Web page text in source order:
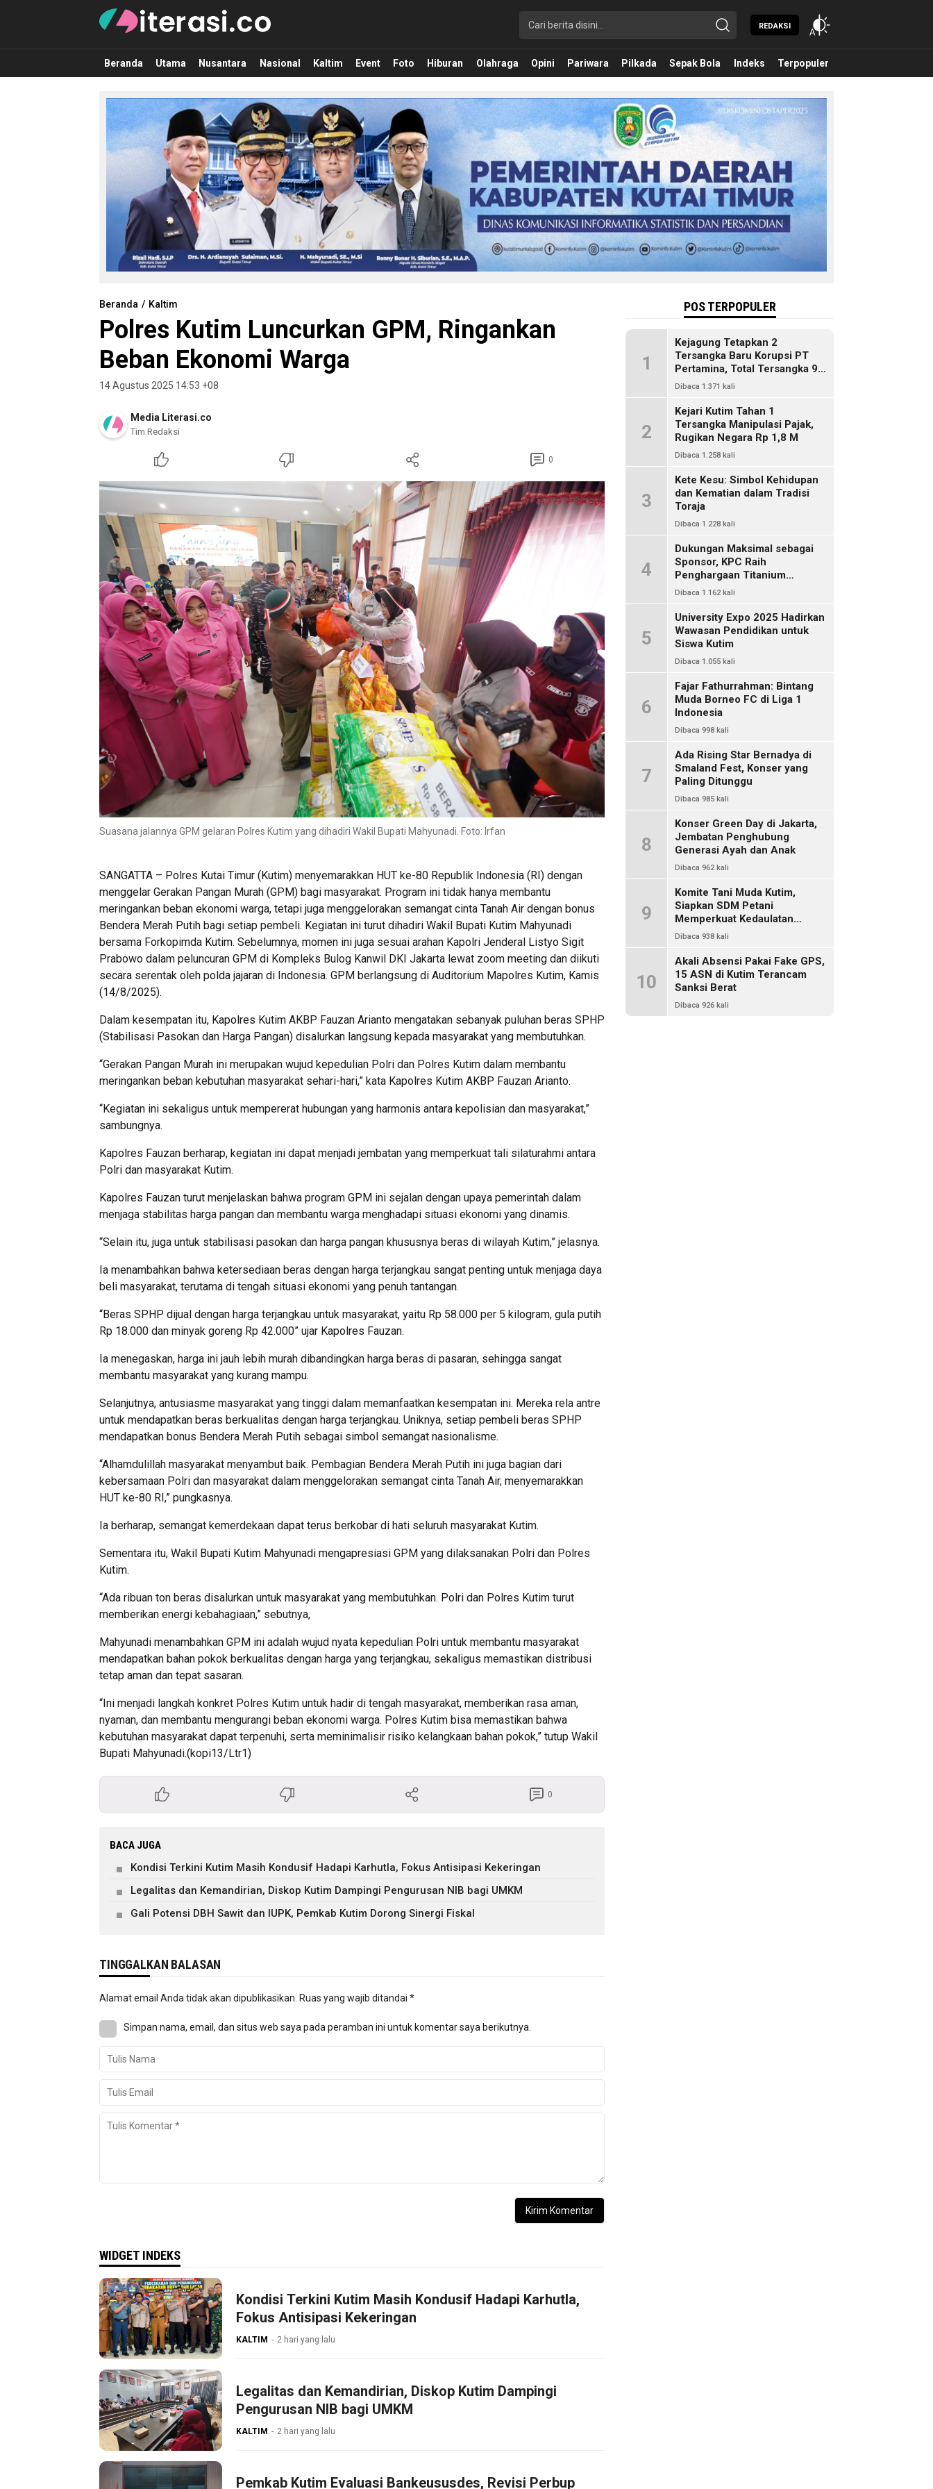
Literasi.co
Pilar Informasi
REDAKSI
Beranda Utama Nusantara Nasional Kaltim Event Foto Hiburan Olahraga Opini Pariwara Pilkada Sepak Bola Indeks Terpopuler
Beranda Kaltim
Polres Kutim Luncurkan GPM, Ringankan
Beban Ekonomi Warga
14 Agustus 2025 14:53 +08
Media Literasi.co
Tim Redaksi
0
Suasana jalannya GPM gelaran Polres Kutim yang dihadiri Wakil Bupati Mahyunadi. Foto: Irfan
SANGATTA – Polres Kutai Timur (Kutim) menyemarakkan HUT ke-80 Republik Indonesia (RI) dengan
menggelar Gerakan Pangan Murah (GPM) bagi masyarakat. Program ini tidak hanya membantu
meringankan beban ekonomi warga, tetapi juga menggelorakan semangat cinta Tanah Air dengan bonus
Bendera Merah Putih bagi setiap pembeli. Kegiatan ini turut dihadiri Wakil Bupati Kutim Mahyunadi
bersama Forkopimda Kutim. Sebelumnya, momen ini juga sesuai arahan Kapolri Jenderal Listyo Sigit
Prabowo dalam peluncuran GPM di Kompleks Bulog Kanwil DKI Jakarta lewat zoom meeting dan diikuti
secara serentak oleh polda jajaran di Indonesia. GPM berlangsung di Auditorium Mapolres Kutim, Kamis
(14/8/2025).
Dalam kesempatan itu, Kapolres Kutim AKBP Fauzan Arianto mengatakan sebanyak puluhan beras SPHP
(Stabilisasi Pasokan dan Harga Pangan) disalurkan langsung kepada masyarakat yang membutuhkan.
“Gerakan Pangan Murah ini merupakan wujud kepedulian Polri dan Polres Kutim dalam membantu
meringankan beban kebutuhan masyarakat sehari-hari,” kata Kapolres Kutim AKBP Fauzan Arianto.
“Kegiatan ini sekaligus untuk mempererat hubungan yang harmonis antara kepolisian dan masyarakat,”
sambungnya.
Kapolres Fauzan berharap, kegiatan ini dapat menjadi jembatan yang memperkuat tali silaturahmi antara
Polri dan masyarakat Kutim.
Kapolres Fauzan turut menjelaskan bahwa program GPM ini sejalan dengan upaya pemerintah dalam
menjaga stabilitas harga pangan dan membantu warga menghadapi situasi ekonomi yang dinamis.
“Selain itu, juga untuk stabilisasi pasokan dan harga pangan khususnya beras di wilayah Kutim,” jelasnya.
Ia menambahkan bahwa ketersediaan beras dengan harga terjangkau sangat penting untuk menjaga daya
beli masyarakat, terutama di tengah situasi ekonomi yang penuh tantangan.
“Beras SPHP dijual dengan harga terjangkau untuk masyarakat, yaitu Rp 58.000 per 5 kilogram, gula putih
Rp 18.000 dan minyak goreng Rp 42.000” ujar Kapolres Fauzan.
Ia menegaskan, harga ini jauh lebih murah dibandingkan harga beras di pasaran, sehingga sangat
membantu masyarakat yang kurang mampu.
Selanjutnya, antusiasme masyarakat yang tinggi dalam memanfaatkan kesempatan ini. Mereka rela antre
untuk mendapatkan beras berkualitas dengan harga terjangkau. Uniknya, setiap pembeli beras SPHP
mendapatkan bonus Bendera Merah Putih sebagai simbol semangat nasionalisme.
“Alhamdulillah masyarakat menyambut baik. Pembagian Bendera Merah Putih ini juga bagian dari
kebersamaan Polri dan masyarakat dalam menggelorakan semangat cinta Tanah Air, menyemarakkan
HUT ke-80 RI,” pungkasnya.
Ia berharap, semangat kemerdekaan dapat terus berkobar di hati seluruh masyarakat Kutim.
Sementara itu, Wakil Bupati Kutim Mahyunadi mengapresiasi GPM yang dilaksanakan Polri dan Polres
Kutim.
“Ada ribuan ton beras disalurkan untuk masyarakat yang membutuhkan. Polri dan Polres Kutim turut
memberikan energi kebahagiaan,” sebutnya,
Mahyunadi menambahkan GPM ini adalah wujud nyata kepedulian Polri untuk membantu masyarakat
mendapatkan bahan pokok berkualitas dengan harga yang terjangkau, sekaligus memastikan distribusi
tetap aman dan tepat sasaran.
“Ini menjadi langkah konkret Polres Kutim untuk hadir di tengah masyarakat, memberikan rasa aman,
nyaman, dan membantu mengurangi beban ekonomi warga. Polres Kutim bisa memastikan bahwa
kebutuhan masyarakat dapat terpenuhi, serta meminimalisir risiko kelangkaan bahan pokok,” tutup Wakil
Bupati Mahyunadi.(kopi13/Ltr1)
0
BACA JUGA
Kondisi Terkini Kutim Masih Kondusif Hadapi Karhutla, Fokus Antisipasi Kekeringan
Legalitas dan Kemandirian, Diskop Kutim Dampingi Pengurusan NIB bagi UMKM
Gali Potensi DBH Sawit dan IUPK, Pemkab Kutim Dorong Sinergi Fiskal
TINGGALKAN BALASAN
Alamat email Anda tidak akan dipublikasikan. Ruas yang wajib ditandai *
Simpan nama, email, dan situs web saya pada peramban ini untuk komentar saya berikutnya.
WIDGET INDEKS
Kondisi Terkini Kutim Masih Kondusif Hadapi Karhutla,
Fokus Antisipasi Kekeringan
KALTIM 2 hari yang lalu
Legalitas dan Kemandirian, Diskop Kutim Dampingi
Pengurusan NIB bagi UMKM
KALTIM 2 hari yang lalu
Pemkab Kutim Evaluasi Bankeususdes, Revisi Perbup
POS TERPOPULER
1
Kejagung Tetapkan 2
Tersangka Baru Korupsi PT
Pertamina, Total Tersangka 9
Orang
Dibaca 1.371 kali
2
Kejari Kutim Tahan 1
Tersangka Manipulasi Pajak,
Rugikan Negara Rp 1,8 M
Dibaca 1.258 kali
3
Kete Kesu: Simbol Kehidupan
dan Kematian dalam Tradisi
Toraja
Dibaca 1.228 kali
4
Dukungan Maksimal sebagai
Sponsor, KPC Raih
Penghargaan Titanium
Pemkab Kutim
Dibaca 1.162 kali
5
University Expo 2025 Hadirkan
Wawasan Pendidikan untuk
Siswa Kutim
Dibaca 1.055 kali
6
Fajar Fathurrahman: Bintang
Muda Borneo FC di Liga 1
Indonesia
Dibaca 998 kali
7
Ada Rising Star Bernadya di
Smaland Fest, Konser yang
Paling Ditunggu
Dibaca 985 kali
8
Konser Green Day di Jakarta,
Jembatan Penghubung
Generasi Ayah dan Anak
Dibaca 962 kali
9
Komite Tani Muda Kutim,
Siapkan SDM Petani
Memperkuat Kedaulatan
Pangan
Dibaca 938 kali
10
Akali Absensi Pakai Fake GPS,
15 ASN di Kutim Terancam
Sanksi Berat
Dibaca 926 kali